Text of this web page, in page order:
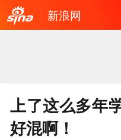
新浪网
上了这么多年
好混啊！